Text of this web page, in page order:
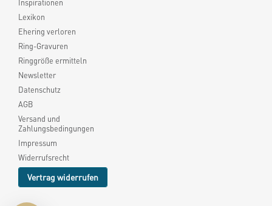
Inspirationen
Lexikon
Ehering verloren
Ring-Gravuren
Ringgröße ermitteln
Newsletter
Datenschutz
AGB
Versand und
Zahlungsbedingungen
Impressum
Widerrufsrecht
Vertrag widerrufen